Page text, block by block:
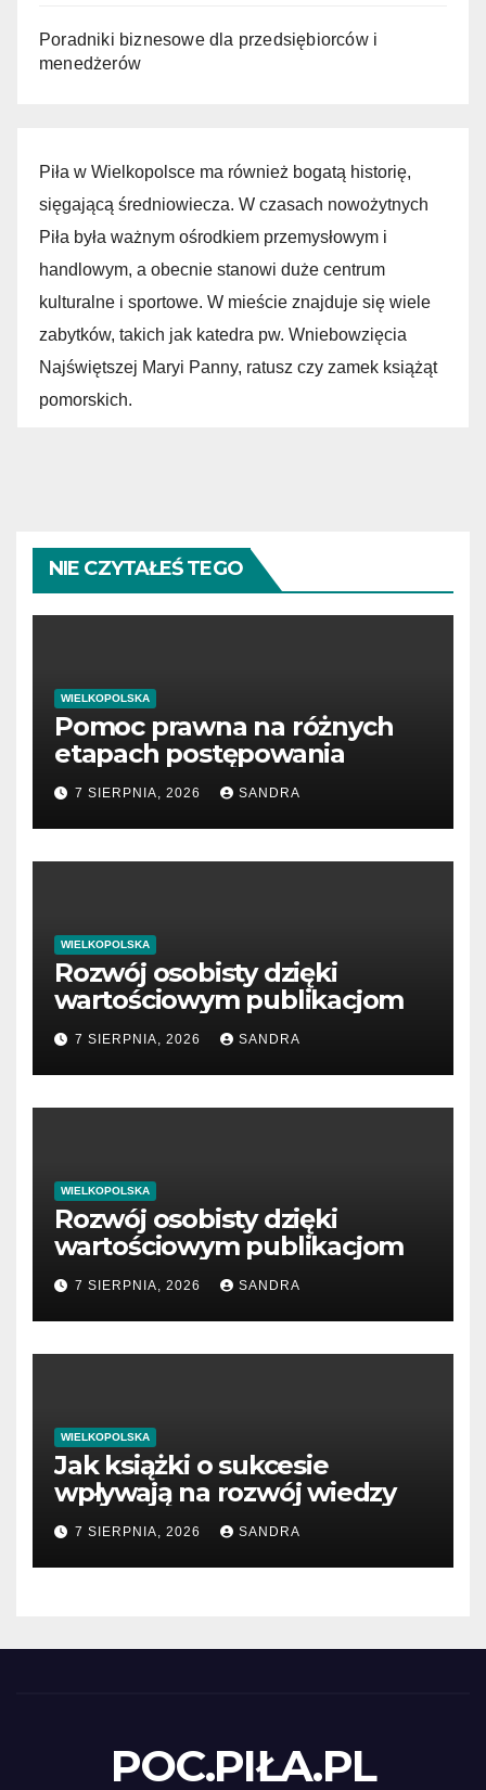
Poradniki biznesowe dla przedsiębiorców i
menedżerów
Piła w Wielkopolsce ma również bogatą historię,
sięgającą średniowiecza. W czasach nowożytnych
Piła była ważnym ośrodkiem przemysłowym i
handlowym, a obecnie stanowi duże centrum
kulturalne i sportowe. W mieście znajduje się wiele
zabytków, takich jak katedra pw. Wniebowzięcia
Najświętszej Maryi Panny, ratusz czy zamek książąt
pomorskich.
NIE CZYTAŁEŚ TEGO
WIELKOPOLSKA
Pomoc prawna na różnych
etapach postępowania
7 SIERPNIA, 2026 SANDRA
WIELKOPOLSKA
Rozwój osobisty dzięki
wartościowym publikacjom
7 SIERPNIA, 2026 SANDRA
WIELKOPOLSKA
Rozwój osobisty dzięki
wartościowym publikacjom
7 SIERPNIA, 2026 SANDRA
WIELKOPOLSKA
Jak książki o sukcesie
wpływają na rozwój wiedzy
7 SIERPNIA, 2026 SANDRA
POC.PIŁA.PL